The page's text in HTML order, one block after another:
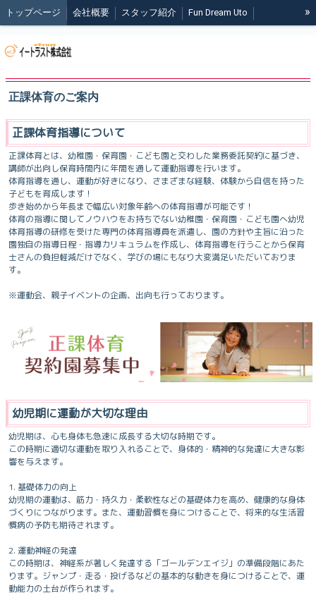
トップページ 会社概要 スタッフ紹介 Fun Dream Uto »
正課体育のご案内
正課体育指導について
正課体育とは、幼稚園・保育園・こども園と交わした業務委託契約に基づき、
講師が出向し保育時間内に年間を通して運動指導を行います。
体育指導を通し、運動が好きになり、さまざまな経験、体験から自信を持った
子どもを育成します！
歩き始めから年長まで幅広い対象年齢への体育指導が可能です！
体育の指導に関してノウハウをお持ちでない幼稚園・保育園・こども園へ幼児
体育指導の研修を受けた専門の体育指導員を派遣し、園の方針や主旨に沿った
園独自の指導日程・指導カリキュラムを作成し、体育指導を行うことから保育
士さんの負担軽減だけでなく、学びの場にもなり大変満足いただいておりま
す。
※運動会、親子イベントの企画、出向も行っております。
幼児期に運動が大切な理由
幼児期は、心も身体も急速に成長する大切な時期です。
この時期に適切な運動を取り入れることで、身体的・精神的な発達に大きな影
響を与えます。
1. 基礎体力の向上
幼児期の運動は、筋力・持久力・柔軟性などの基礎体力を高め、健康的な身体
づくりにつながります。また、運動習慣を身につけることで、将来的な生活習
慣病の予防も期待されます。
2. 運動神経の発達
この時期は、神経系が著しく発達する「ゴールデンエイジ」の準備段階にあた
ります。ジャンプ・走る・投げるなどの基本的な動きを身につけることで、運
動能力の土台が作られます。